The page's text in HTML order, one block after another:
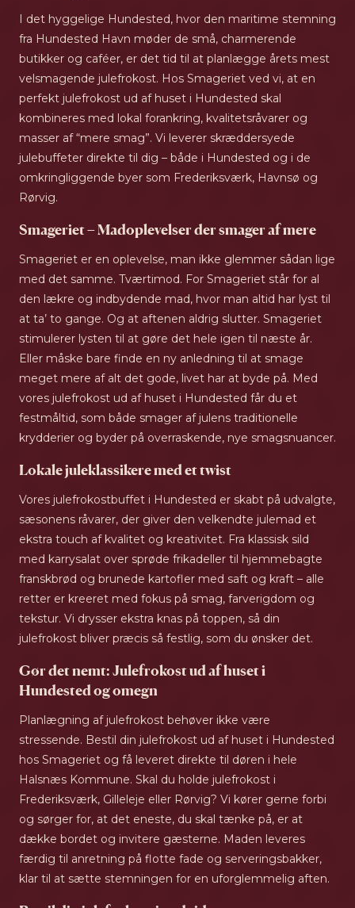
I det hyggelige Hundested, hvor den maritime stemning
fra Hundested Havn møder de små, charmerende
butikker og caféer, er det tid til at planlægge årets mest
velsmagende julefrokost. Hos Smageriet ved vi, at en
perfekt julefrokost ud af huset i Hundested skal
kombineres med lokal forankring, kvalitetsråvarer og
masser af “mere smag”. Vi leverer skræddersyede
julebuffeter direkte til dig – både i Hundested og i de
omkringliggende byer som Frederiksværk, Havnsø og
Rørvig.
Smageriet – Madoplevelser der smager af mere
Smageriet er en oplevelse, man ikke glemmer sådan lige
med det samme. Tværtimod. For Smageriet står for al
den lækre og indbydende mad, hvor man altid har lyst til
at ta’ to gange. Og at aftenen aldrig slutter. Smageriet
stimulerer lysten til at gøre det hele igen til næste år.
Eller måske bare finde en ny anledning til at smage
meget mere af alt det gode, livet har at byde på. Med
vores julefrokost ud af huset i Hundested får du et
festmåltid, som både smager af julens traditionelle
krydderier og byder på overraskende, nye smagsnuancer.
Lokale juleklassikere med et twist
Vores julefrokostbuffet i Hundested er skabt på udvalgte,
sæsonens råvarer, der giver den velkendte julemad et
ekstra touch af kvalitet og kreativitet. Fra klassisk sild
med karrysalat over sprøde frikadeller til hjemmebagte
franskbrød og brunede kartofler med saft og kraft – alle
retter er kreeret med fokus på smag, farverigdom og
tekstur. Vi drysser ekstra knas på toppen, så din
julefrokost bliver præcis så festlig, som du ønsker det.
Gør det nemt: Julefrokost ud af huset i
Hundested og omegn
Planlægning af julefrokost behøver ikke være
stressende. Bestil din julefrokost ud af huset i Hundested
hos Smageriet og få leveret direkte til døren i hele
Halsnæs Kommune. Skal du holde julefrokost i
Frederiksværk, Gilleleje eller Rørvig? Vi kører gerne forbi
og sørger for, at det eneste, du skal tænke på, er at
dække bordet og invitere gæsterne. Maden leveres
færdig til anretning på flotte fade og serveringsbakker,
klar til at sætte stemningen for en uforglemmelig aften.